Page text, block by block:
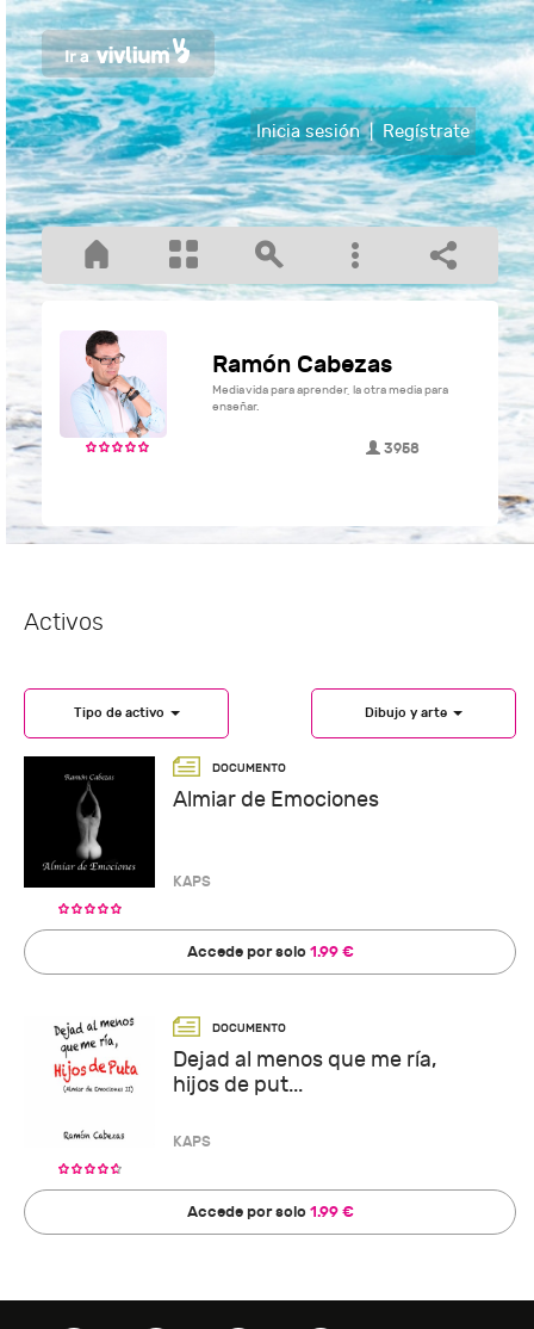
Inicia sesión | Regístrate
Ramón Cabezas
Media vida para aprender, la otra media para
enseñar.
3958
Activos
Tipo de activo Dibujo y arte
Almiar de Emociones
KAPS
Accede por solo1.99 €
Dejad al menos que me ría,
hijos de put...
KAPS
Accede por solo1.99 €